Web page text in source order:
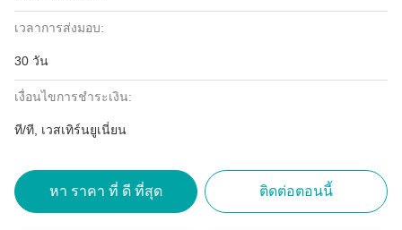
เวลาการส่งมอบ:
30 วัน
เงื่อนไขการชำระเงิน:
ที/ที, เวสเทิร์นยูเนี่ยน
หา ราคา ที่ ดี ที่สุด ติดต่อตอนนี้